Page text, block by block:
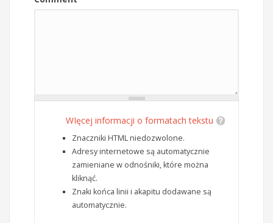
WIęcej informacji o formatach tekstu
Znaczniki HTML niedozwolone.
Adresy internetowe są automatycznie
zamieniane w odnośniki, które można
kliknąć.
Znaki końca linii i akapitu dodawane są
automatycznie.